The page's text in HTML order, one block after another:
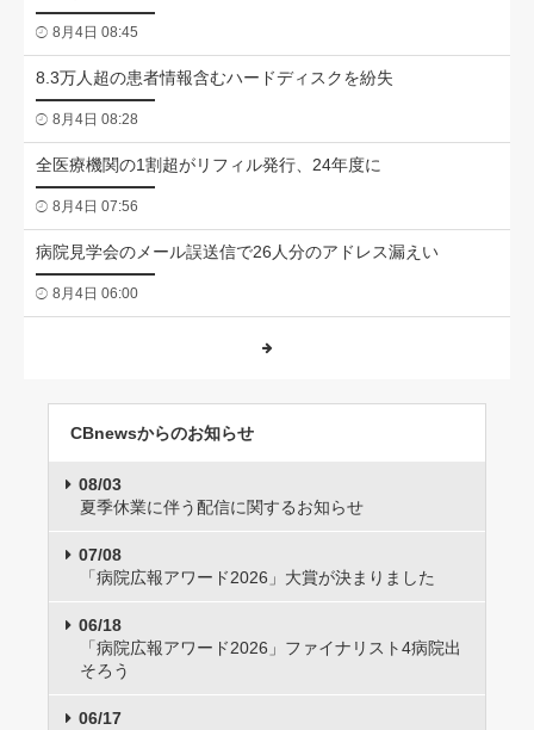
8月4日 08:45
8.3万人超の患者情報含むハードディスクを紛失
8月4日 08:28
全医療機関の1割超がリフィル発行、24年度に
8月4日 07:56
病院見学会のメール誤送信で26人分のアドレス漏えい
8月4日 06:00
CBnewsからのお知らせ
08/03
夏季休業に伴う配信に関するお知らせ
07/08
「病院広報アワード2026」大賞が決まりました
06/18
「病院広報アワード2026」ファイナリスト4病院出
そろう
06/17